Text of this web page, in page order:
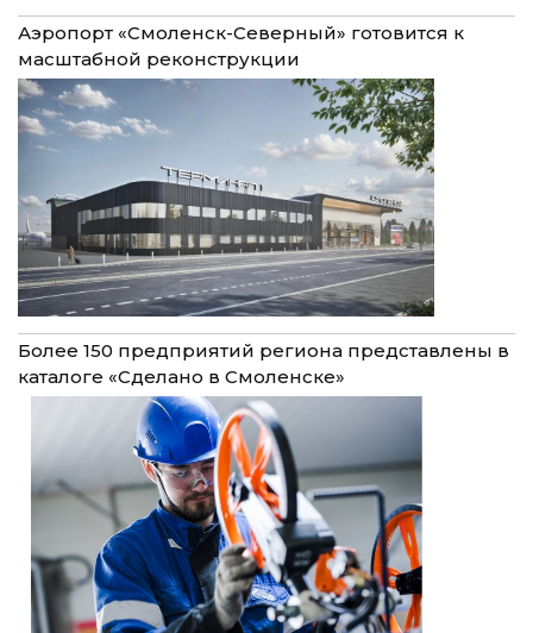
Аэропорт «Смоленск-Северный» готовится к
масштабной реконструкции
Более 150 предприятий региона представлены в
каталоге «Сделано в Смоленске»